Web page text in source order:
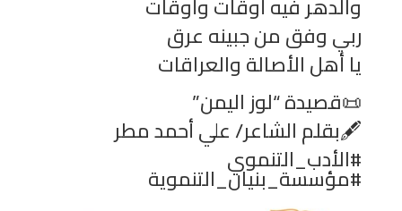
ربي وفق من جبينه عرق
يا أهل الأصالة والعراقات
📜قصيدة “لوز اليمن”
🖋بقلم الشاعر/ علي أحمد مطر
#الأدب_التنموي
#مؤسسة_بنيان_التنموية